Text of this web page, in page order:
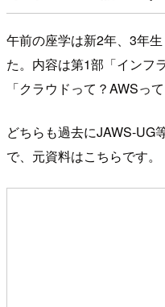
午前の座学は新2年、3年
た。内容は第1部「インフ
「クラウドって？AWSっ
どちらも過去にJAWS-UG
で、元資料はこちらです。